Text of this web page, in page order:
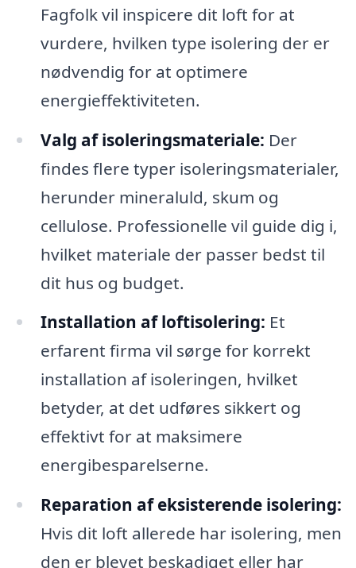
Fagfolk vil inspicere dit loft for at
vurdere, hvilken type isolering der er
nødvendig for at optimere
energieffektiviteten.
Valg af isoleringsmateriale: Der
findes flere typer isoleringsmaterialer,
herunder mineraluld, skum og
cellulose. Professionelle vil guide dig i,
hvilket materiale der passer bedst til
dit hus og budget.
Installation af loftisolering: Et
erfarent firma vil sørge for korrekt
installation af isoleringen, hvilket
betyder, at det udføres sikkert og
effektivt for at maksimere
energibesparelserne.
Reparation af eksisterende isolering:
Hvis dit loft allerede har isolering, men
den er blevet beskadiget eller har